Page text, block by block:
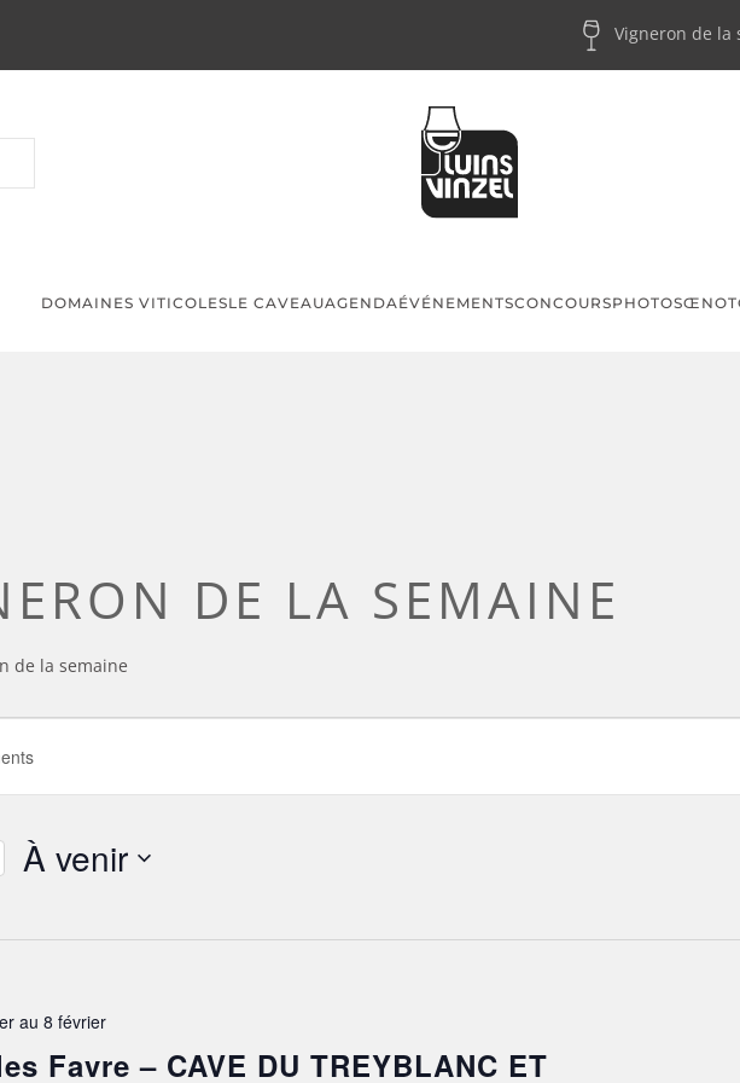
Vigneron de la
DOMAINES VITICOLESLE CAVEAUAGENDAÉVÉNEMENTSCONCOURSPHOTOS
DE LA SEMAINE
de la semaine
À venir
Favre – CAVE DU TREYBLANC ET
au8 février